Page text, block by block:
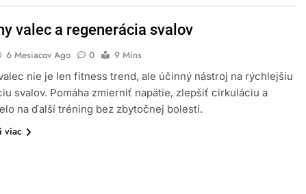
valec a regenerácia svalov
6 Mesiacov Ago 0
9 Mins
nie je len fitness trend, ale účinný nástroj na rýchlejšiu
svalov. Pomáha zmierniť napätie, zlepšiť cirkuláciu a
na ďalší tréning bez zbytočnej bolesti.
viac